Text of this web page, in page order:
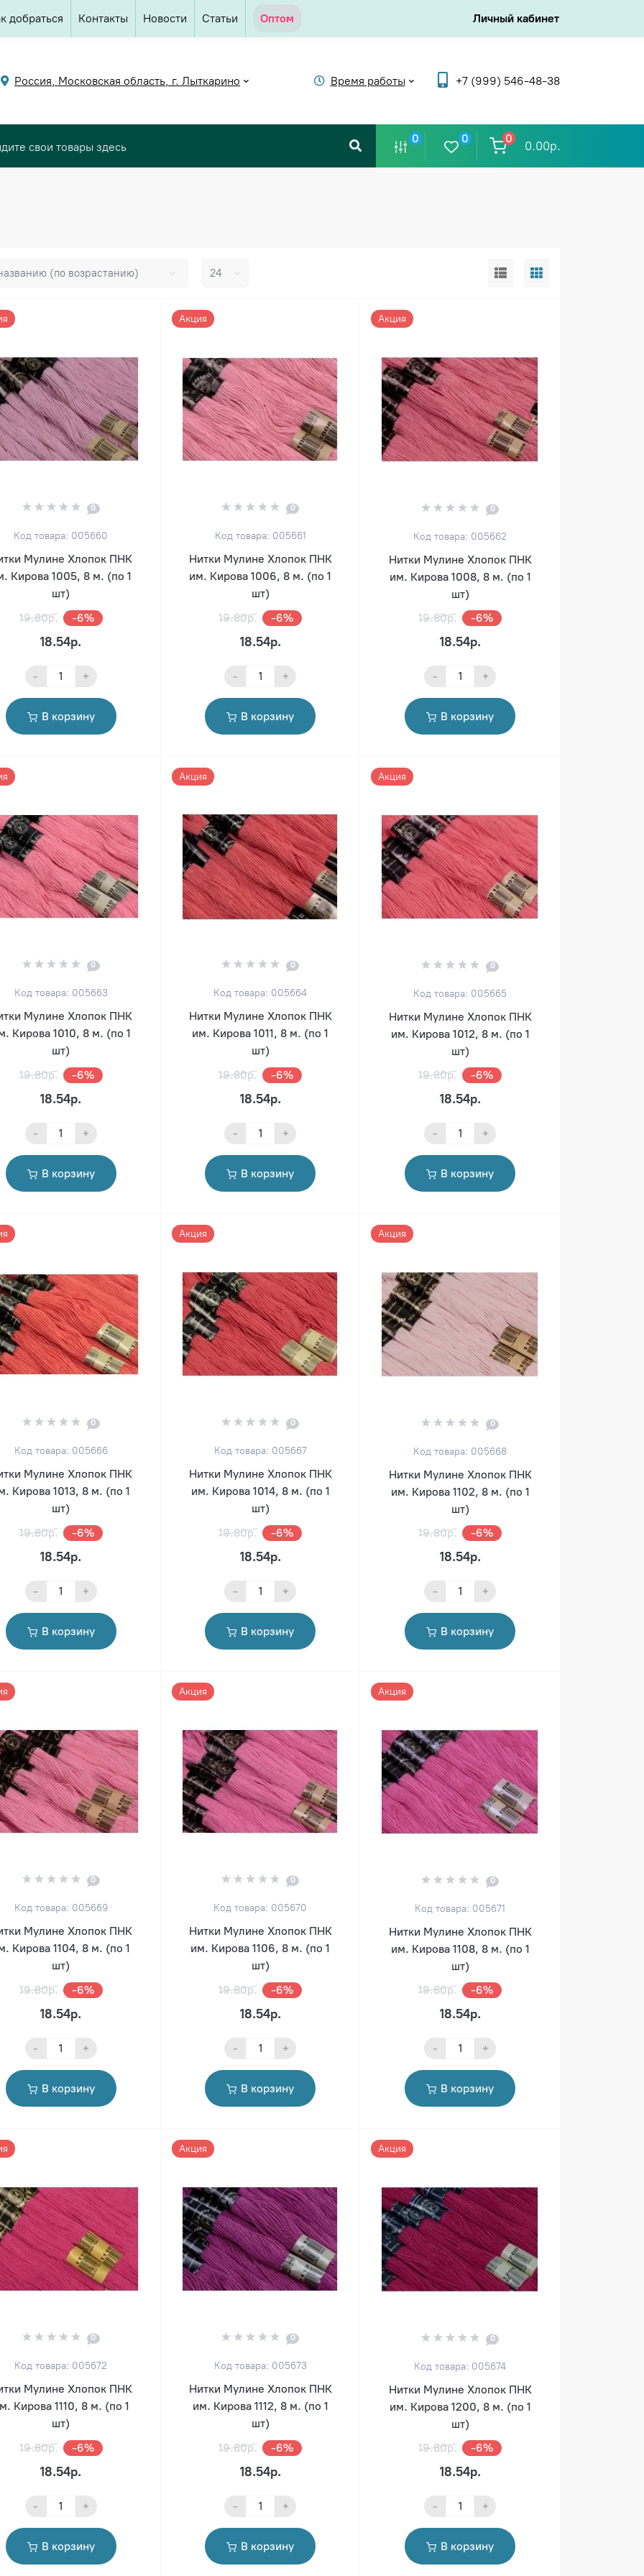
добраться Контакты Новости Статьи Оптом Личный кабинет
Россия, Московская область, г. Лыткарино Время работы +7 (999) 546-48-38
0 0 0
0.00р.
0
Код товара: 005660
Мулине Хлопок ПНК
Кирова 1005, 8 м. (по 1
шт)
19.80р.
-6%
18.54р.
- +
В корзину
Акция
0
Код товара: 005661
Нитки Мулине Хлопок ПНК
им. Кирова 1006, 8 м. (по 1
шт)
19.80р.
-6%
18.54р.
- +
В корзину
Акция
0
Код товара: 005662
Нитки Мулине Хлопок ПНК
им. Кирова 1008, 8 м. (по 1
шт)
19.80р.
-6%
18.54р.
- +
В корзину
0
Код товара: 005663
Мулине Хлопок ПНК
Кирова 1010, 8 м. (по 1
шт)
19.80р.
-6%
18.54р.
- +
В корзину
Акция
0
Код товара: 005664
Нитки Мулине Хлопок ПНК
им. Кирова 1011, 8 м. (по 1
шт)
19.80р.
-6%
18.54р.
- +
В корзину
Акция
0
Код товара: 005665
Нитки Мулине Хлопок ПНК
им. Кирова 1012, 8 м. (по 1
шт)
19.80р.
-6%
18.54р.
- +
В корзину
0
Код товара: 005666
Мулине Хлопок ПНК
Кирова 1013, 8 м. (по 1
шт)
19.80р.
-6%
18.54р.
- +
В корзину
Акция
0
Код товара: 005667
Нитки Мулине Хлопок ПНК
им. Кирова 1014, 8 м. (по 1
шт)
19.80р.
-6%
18.54р.
- +
В корзину
Акция
0
Код товара: 005668
Нитки Мулине Хлопок ПНК
им. Кирова 1102, 8 м. (по 1
шт)
19.80р.
-6%
18.54р.
- +
В корзину
0
Код товара: 005669
Мулине Хлопок ПНК
Кирова 1104, 8 м. (по 1
шт)
19.80р.
-6%
18.54р.
- +
В корзину
Акция
0
Код товара: 005670
Нитки Мулине Хлопок ПНК
им. Кирова 1106, 8 м. (по 1
шт)
19.80р.
-6%
18.54р.
- +
В корзину
Акция
0
Код товара: 005671
Нитки Мулине Хлопок ПНК
им. Кирова 1108, 8 м. (по 1
шт)
19.80р.
-6%
18.54р.
- +
В корзину
0
Код товара: 005672
Мулине Хлопок ПНК
Кирова 1110, 8 м. (по 1
шт)
19.80р.
-6%
18.54р.
- +
В корзину
Акция
0
Код товара: 005673
Нитки Мулине Хлопок ПНК
им. Кирова 1112, 8 м. (по 1
шт)
19.80р.
-6%
18.54р.
- +
В корзину
Акция
0
Код товара: 005674
Нитки Мулине Хлопок ПНК
им. Кирова 1200, 8 м. (по 1
шт)
19.80р.
-6%
18.54р.
- +
В корзину